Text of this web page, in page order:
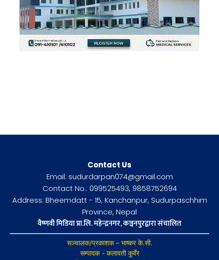
Contact Us
Email: sudurdarpan074@gmail.com
Contact No.: 099525493, 9858752694
Address: Bheemdatt - 15, Kanchanpur, Sudurpaschhim
Province, Nepal
वैष्णवी मिडिया प्रा.लि. महेन्द्रनगर, कञ्चनपुरद्वारा संचालित
सञ्चालक/प्रकाशक – भाष्कर के.सी.
सम्पादक - कलावती कुवँर